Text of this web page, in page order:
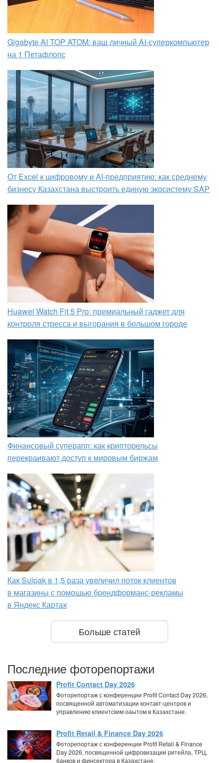
Gigabyte AI TOP ATOM: ваш личный AI-суперкомпьютер
на 1 Петафлопс
От Excel к цифровому и AI‑предприятию: как среднему
бизнесу Казахстана выстроить единую экосистему SAP
Huawei Watch Fit 5 Pro: премиальный гаджет для
контроля стресса и выгорания в большом городе
Финансовый суперапп: как крипторельсы
перекраивают доступ к мировым биржам
Как Sulpak в 1,5 раза увеличил поток клиентов
в магазины с помощью брендформанс-рекламы
в Яндекс Картах
Больше статей
Последние фоторепортажи
Profit Contact Day 2026
Фоторепортаж с конференции Profit Contact Day 2026,
посвященной автоматизации контакт-центров и
управлению клиентским оаытом в Казахстане.
Profit Retail & Finance Day 2026
Фоторепортаж с конференции Profit Retail & Finance
Day 2026, посвященной цифровизации ритейла, ТРЦ,
банков и финсектора в Казахстане.